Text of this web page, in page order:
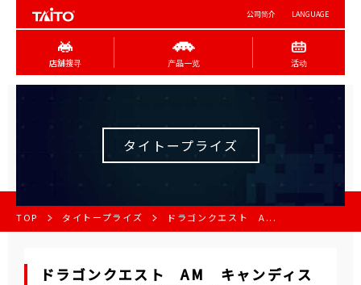
公司简介 LANGUAGE
店舖搜寻 产品一览 活动
タイトープライズ
TOP タイトープライズ ドラゴンクエスト A...
ドラゴンクエスト AM キャンディス